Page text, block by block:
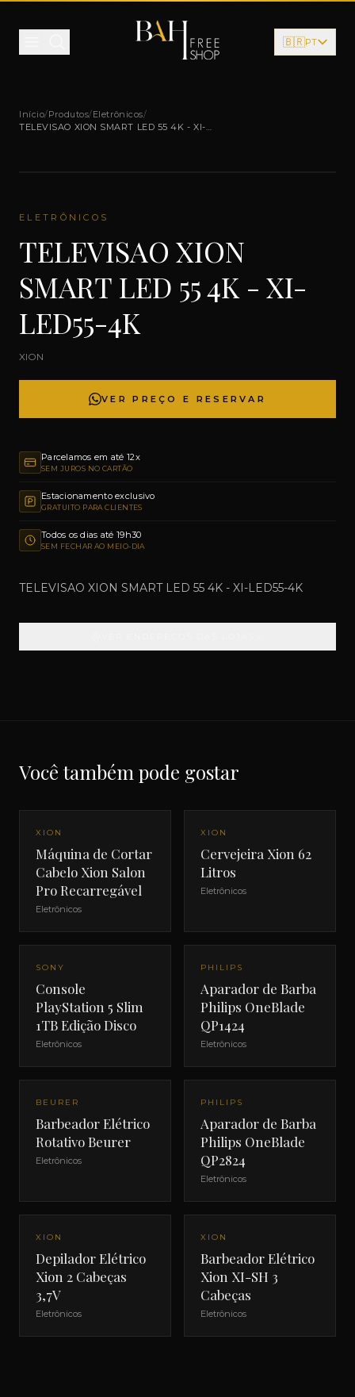
🇧🇷PT
Início/Produtos/Eletrônicos/
TELEVISAO XION SMART LED 55 4K - XI-
ELETRÔNICOS
TELEVISAO XION
SMART LED 55 4K - XI-
LED55-4K
XION
VER PREÇO E RESERVAR
Parcelamos em até 12x
SEM JUROS NO CARTÃO
Estacionamento exclusivo
GRATUITO PARA CLIENTES
Todos os dias até 19h30
SEM FECHAR AO MEIO-DIA
TELEVISAO XION SMART LED 55 4K - XI-LED55-4K
Você também pode gostar
XION
Máquina de Cortar
Cabelo Xion Salon
Pro Recarregável
Eletrônicos
XION
Cervejeira Xion 62
Litros
Eletrônicos
SONY
Console
PlayStation 5 Slim
1TB Edição Disco
Eletrônicos
PHILIPS
Aparador de Barba
Philips OneBlade
QP1424
Eletrônicos
BEURER
Barbeador Elétrico
Rotativo Beurer
Eletrônicos
PHILIPS
Aparador de Barba
Philips OneBlade
QP2824
Eletrônicos
NOVO
XION
Depilador Elétrico
Xion 2 Cabeças
3,7V
Eletrônicos
NOVO
XION
Barbeador Elétrico
Xion XI-SH 3
Cabeças
Eletrônicos